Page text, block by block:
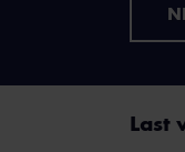
Last